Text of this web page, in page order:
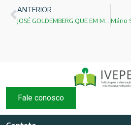
ANTERIOR
Fale conosco